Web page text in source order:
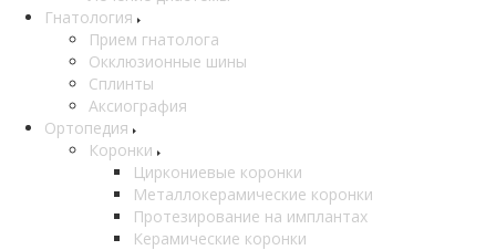
Гнатология
Прием гнатолога
Окклюзионные шины
Сплинты
Аксиография
Ортопедия
Коронки
Циркониевые коронки
Металлокерамические коронки
Протезирование на имплантах
Керамические коронки